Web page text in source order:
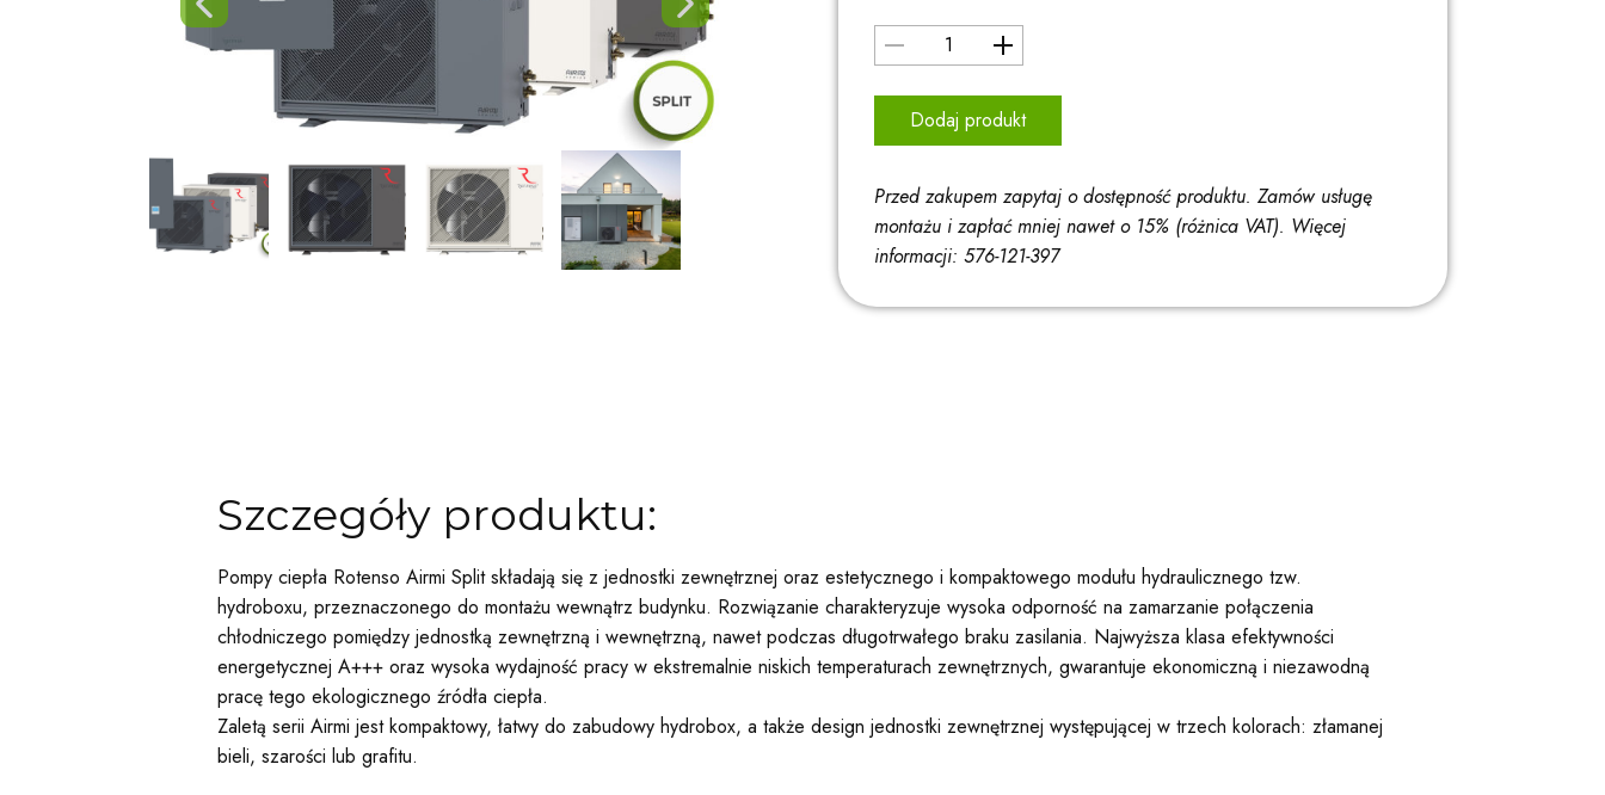
Dodaj produkt
Przed zakupem zapytaj o dostępność produktu. Zamów usługę
montażu i zapłać mniej nawet o 15% (różnica VAT). Więcej
informacji: 576-121-397
Szczegóły produktu:
Pompy ciepła Rotenso Airmi Split składają się z jednostki zewnętrznej oraz estetycznego i kompaktowego modułu hydraulicznego tzw.
hydroboxu, przeznaczonego do montażu wewnątrz budynku. Rozwiązanie charakteryzuje wysoka odporność na zamarzanie połączenia
chłodniczego pomiędzy jednostką zewnętrzną i wewnętrzną, nawet podczas długotrwałego braku zasilania. Najwyższa klasa efektywności
energetycznej A+++ oraz wysoka wydajność pracy w ekstremalnie niskich temperaturach zewnętrznych, gwarantuje ekonomiczną i niezawodną
pracę tego ekologicznego źródła ciepła.
Zaletą serii Airmi jest kompaktowy, łatwy do zabudowy hydrobox, a także design jednostki zewnętrznej występującej w trzech kolorach: złamanej
bieli, szarości lub grafitu.